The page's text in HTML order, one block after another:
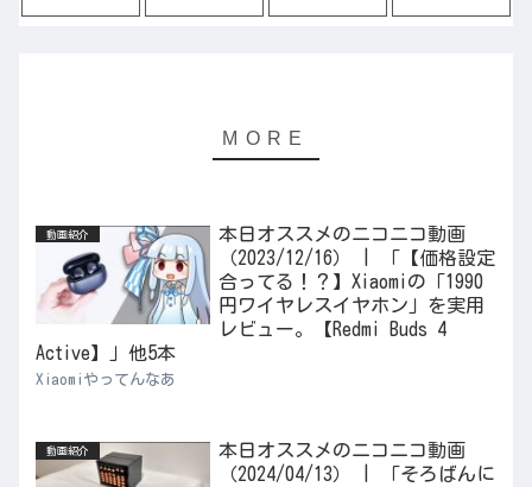
動画紹介
本日オススメのニコニコ動画
（2023/12/16） | 「【価格設定
合ってる！？】Xiaomiの「1990
円ワイヤレスイヤホン」を実用
レビュー。【Redmi Buds 4
Active】」他5本
Xiaomiやってんなあ
動画紹介
本日オススメのニコニコ動画
（2024/04/13） | 「そろばんに